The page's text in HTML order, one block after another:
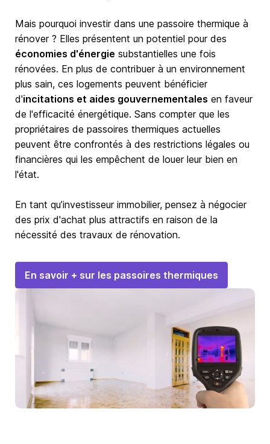
Mais pourquoi investir dans une passoire thermique à
rénover ? Elles présentent un potentiel pour des
économies d'énergie substantielles une fois
rénovées. En plus de contribuer à un environnement
plus sain, ces logements peuvent bénéficier
d'incitations et aides gouvernementales en faveur
de l'efficacité énergétique. Sans compter que les
propriétaires de passoires thermiques actuelles
peuvent être confrontés à des restrictions légales ou
financières qui les empêchent de louer leur bien en
l'état.
En tant qu’investisseur immobilier, pensez à négocier
des prix d'achat plus attractifs en raison de la
nécessité des travaux de rénovation.
En savoir + sur les passoires thermiques